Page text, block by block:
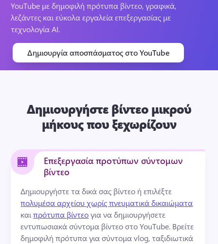
Είσοδος
Δωρεάν δοκιμή
YouTube με δημοφιλή πρότυπα βίντεο, γραφικά,
λεζάντες και εύκολα εργαλεία επεξεργασίας με
τεχνολογία AI.
Δημιουργία αποσπάσματος στο YouTube
Δημιουργήστε βίντεο μικρού
μήκους που ξεχωρίζουν
Επεξεργασία προτύπων σύντομων
βίντεο
Δημιουργήστε τα δικά σας βίντεο ή επιλέξτε
πολυμέσα αρχείου χωρίς πνευματικά δικαιώματα
και πρότυπα βίντεο για να δημιουργήσετε
εντυπωσιακά σύντομα βίντεο στο YouTube. Βρείτε
δημοφιλή πρότυπα για σύντομα vlog, ταξιδιωτικά